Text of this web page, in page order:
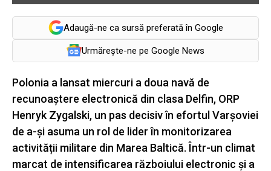
Adaugă-ne ca sursă preferată în Google
Urmărește-ne pe Google News
Polonia a lansat miercuri a doua navă de
recunoaștere electronică din clasa Delfin, ORP
Henryk Zygalski, un pas decisiv în efortul Varșoviei
de a-și asuma un rol de lider în monitorizarea
activității militare din Marea Baltică. Într-un climat
marcat de intensificarea războiului electronic și a